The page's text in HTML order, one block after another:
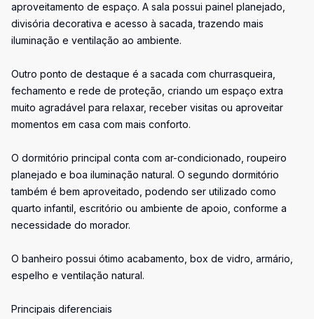
aproveitamento de espaço. A sala possui painel planejado,
divisória decorativa e acesso à sacada, trazendo mais
iluminação e ventilação ao ambiente.
Outro ponto de destaque é a sacada com churrasqueira,
fechamento e rede de proteção, criando um espaço extra
muito agradável para relaxar, receber visitas ou aproveitar
momentos em casa com mais conforto.
O dormitório principal conta com ar-condicionado, roupeiro
planejado e boa iluminação natural. O segundo dormitório
também é bem aproveitado, podendo ser utilizado como
quarto infantil, escritório ou ambiente de apoio, conforme a
necessidade do morador.
O banheiro possui ótimo acabamento, box de vidro, armário,
espelho e ventilação natural.
Principais diferenciais